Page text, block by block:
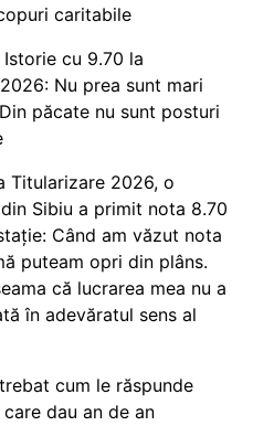
caritabile
cu 9.70 la
Nu prea sunt mari
păcate nu sunt posturi
Titularizare 2026, o
Sibiu a primit nota 8.70
Când am văzut nota
puteam opri din plâns.
că lucrarea mea nu a
în adevăratul sens al
cum le răspunde
dau an de an